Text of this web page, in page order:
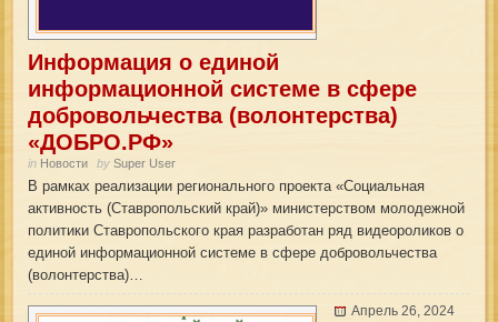
Информация о единой
информационной системе в сфере
добровольчества (волонтерства)
«ДОБРО.РФ»
in Новости bySuper User
В рамках реализации регионального проекта «Социальная
активность (Ставропольский край)» министерством молодежной
политики Ставропольского края разработан ряд видеороликов о
единой информационной системе в сфере добровольчества
(волонтерства)…
Апрель 26, 2024